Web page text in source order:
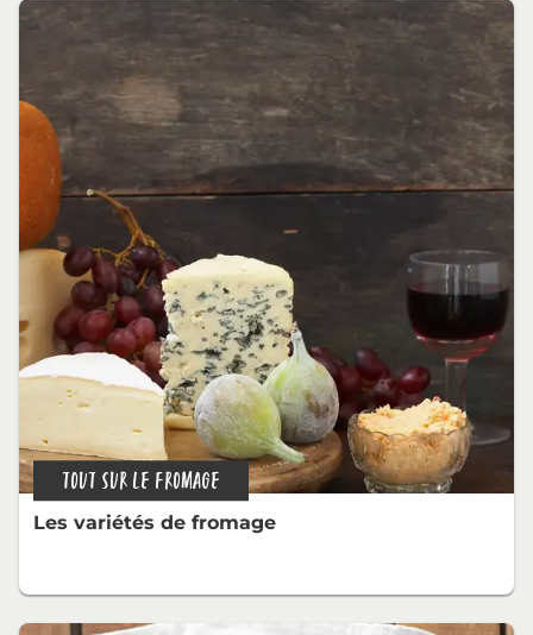
TOUT SUR LE FROMAGE
Les variétés de fromage